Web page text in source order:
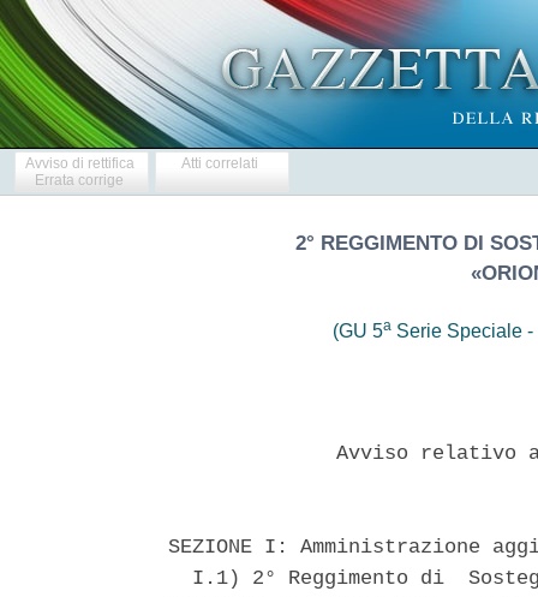
Avviso di rettifica
Errata corrige
Atti correlati
2° REGGIMENTO DI
(GU 5a Serie Speciale
Avviso relativo
SEZIONE I: Amministrazione
I.1) 2° Reggimento di